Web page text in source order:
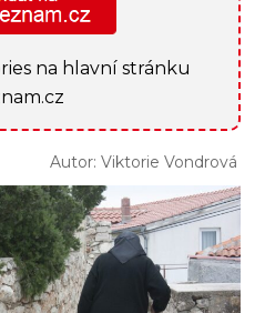
na hlavní stránku
Autor: Viktorie Vondrová